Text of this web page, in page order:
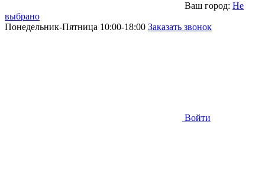
Ваш город: Не
выбрано
Понедельник-Пятница 10:00-18:00 Заказать звонок
Войти